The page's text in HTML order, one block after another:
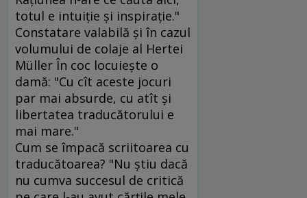
totul e intuiţie şi inspiraţie."
Constatare valabilă şi în cazul
volumului de colaje al Hertei
Müller În coc locuieşte o
damă: "Cu cît aceste jocuri
par mai absurde, cu atît şi
libertatea traducătorului e
mai mare."
Cum se împacă scriitoarea cu
traducătoarea? "Nu ştiu dacă
nu cumva succesul de critică